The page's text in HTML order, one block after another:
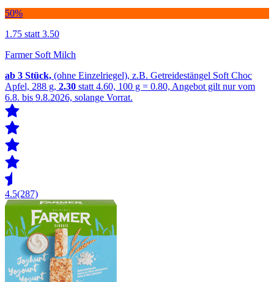
50%
1.75 statt 3.50
Farmer Soft Milch
ab 3 Stück, (ohne Einzelriegel), z.B. Getreidestängel Soft Choc
Apfel, 288 g, 2.30 statt 4.60, 100 g = 0.80, Angebot gilt nur vom
6.8. bis 9.8.2026, solange Vorrat.
4.5(287)